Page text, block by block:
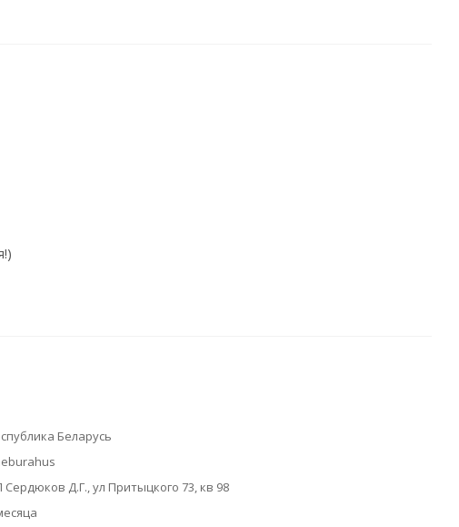
Беларусь
Сердюков Д.Г., ул Притыцкого 73, кв 98